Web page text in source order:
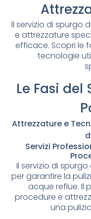
Il servizio di spurgo
e attrezzature
efficace. Scopri le
tecnologie
Le Fasi
Attrezzature e
Servizi
Il servizio di
per garantire la
acque reflue. Il
procedure e
una